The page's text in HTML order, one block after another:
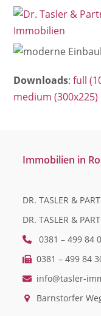
Skip
content
Open
mobile
menu
Close
mobile
menu
Downloads:full
medium (300x225)
Immobilien in
DR. TASLER &
DR. TASLER &
0381 – 499 84 0
0381 – 499 84
info@tasler-
Barnstorfer